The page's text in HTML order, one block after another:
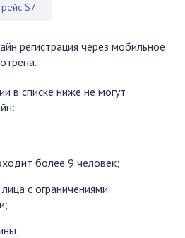
S7
регистрация через мобильное
в списке ниже не могут
более 9 человек;
с ограничениями